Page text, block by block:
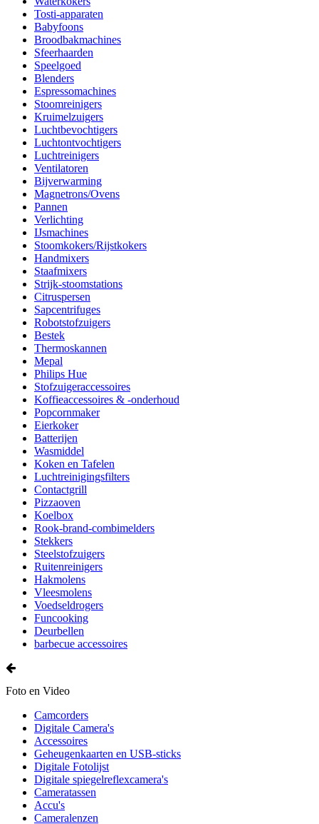
Tosti-apparaten
Babyfoons
Broodbakmachines
Sfeerhaarden
Speelgoed
Blenders
Espressomachines
Stoomreinigers
Kruimelzuigers
Luchtbevochtigers
Luchtontvochtigers
Luchtreinigers
Ventilatoren
Bijverwarming
Magnetrons/Ovens
Pannen
Verlichting
IJsmachines
Stoomkokers/Rijstkokers
Handmixers
Staafmixers
Strijk-stoomstations
Citruspersen
Sapcentrifuges
Robotstofzuigers
Bestek
Thermoskannen
Mepal
Philips Hue
Stofzuigeraccessoires
Koffieaccessoires & -onderhoud
Popcornmaker
Eierkoker
Batterijen
Wasmiddel
Koken en Tafelen
Luchtreinigingsfilters
Contactgrill
Pizzaoven
Koelbox
Rook-brand-combimelders
Stekkers
Steelstofzuigers
Ruitenreinigers
Hakmolens
Vleesmolens
Voedseldrogers
Funcooking
Deurbellen
barbecue accessoires
Foto en Video
Camcorders
Digitale Camera's
Accessoires
Geheugenkaarten en USB-sticks
Digitale Fotolijst
Digitale spiegelreflexcamera's
Cameratassen
Accu's
Cameralenzen